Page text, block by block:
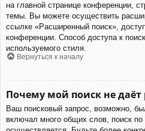
на главной странице конференции,
темы. Вы можете осуществить
ссылке «Расширенный поиск»,
конференции. Способ доступа к
используемого стиля.
Вернуться к началу
Почему мой поиск не даёт
Ваш поисковый запрос, возможно,
включал много общих слов, поиск